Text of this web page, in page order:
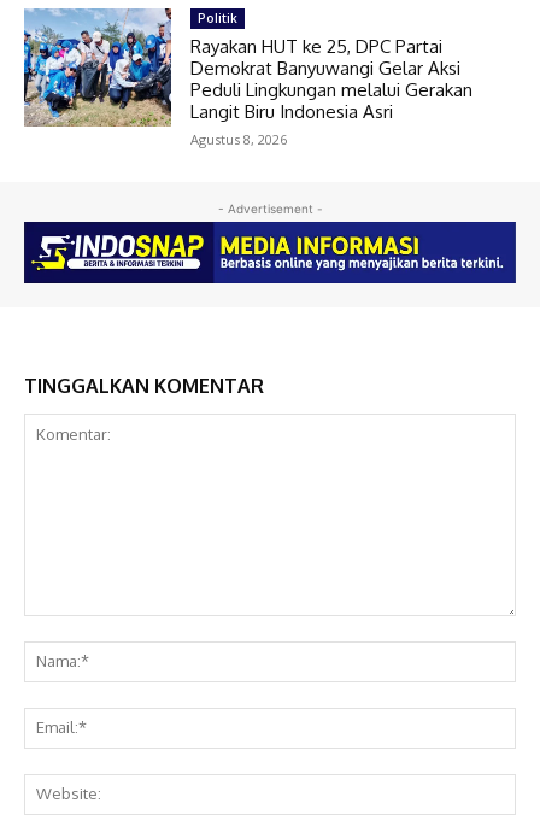
Politik
Rayakan HUT ke 25, DPC Partai
Demokrat Banyuwangi Gelar Aksi
Peduli Lingkungan melalui Gerakan
Langit Biru Indonesia Asri
Agustus 8, 2026
- Advertisement -
TINGGALKAN KOMENTAR